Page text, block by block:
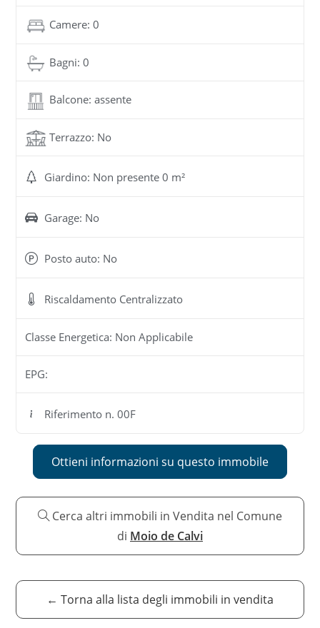
Camere: 0
Bagni: 0
Balcone: assente
Terrazzo: No
Giardino: Non presente 0 m²
Garage: No
Posto auto: No
Riscaldamento Centralizzato
Classe Energetica: Non Applicabile
EPG:
Riferimento n. 00F
Ottieni informazioni su questo immobile
Cerca altri immobili in Vendita nel Comune
di Moio de Calvi
← Torna alla lista degli immobili in vendita